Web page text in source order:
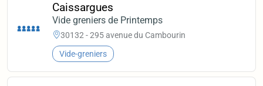
Caissargues
Vide greniers de Printemps
30132 - 295 avenue du Cambourin
Vide-greniers